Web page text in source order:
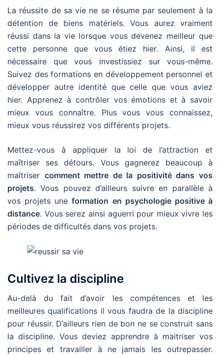
La réussite de sa vie ne se résume par seulement à la
détention de biens matériels. Vous aurez vraiment
réussi dans la vie lorsque vous devenez meilleur que
cette personne que vous étiez hier. Ainsi, il est
nécessaire que vous investissiez sur vous-même.
Suivez des formations en développement personnel et
développer autre identité que celle que vous aviez
hier. Apprenez à contrôler vos émotions et à savoir
mieux vous connaître. Plus vous vous connaissez,
mieux vous réussirez vos différents projets.
Mettez-vous à appliquer la loi de l’attraction et
maîtriser ses détours. Vous gagnerez beaucoup à
maîtriser comment mettre de la positivité dans vos
projets. Vous pouvez d’ailleurs suivre en parallèle à
vos projets uneformation en psychologie positive à
distance. Vous serez ainsi aguerri pour mieux vivre les
périodes de difficultés dans vos projets.
Cultivez la discipline
Au-delà du fait d’avoir les compétences et les
meilleures qualifications il vous faudra de la discipline
pour réussir. D’ailleurs rien de bon ne se construit sans
la discipline. Vous deviez apprendre à maitriser vos
principes et travailler à ne jamais les outrepasser.